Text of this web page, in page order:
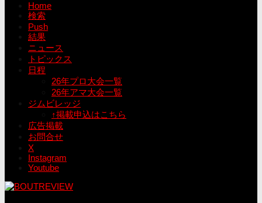
Home
検索
Push
結果
ニュース
トピックス
日程
26年プロ大会一覧
26年アマ大会一覧
ジムビレッジ
↑掲載申込はこちら
広告掲載
お問合せ
X
Instagram
Youtube